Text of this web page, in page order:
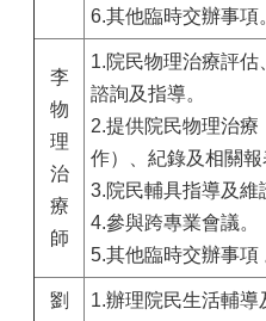
6.其他臨時交辦事項
李
物
理
治
療
師
1.院民物理治療評估
諮詢及指導。
2.提供院民物理治
作）、紀錄及相關報
3.院民輔具指導及維
4.參與跨專業會議。
5.其他臨時交辦事項
劉
1.辦理院民生活輔導